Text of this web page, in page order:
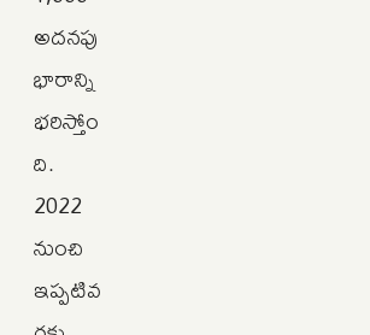
అదనపు
భారాన్ని
భరిస్తోం
ది.
2022
నుంచి
ఇప్పటివ